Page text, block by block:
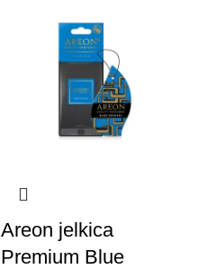
Areon jelkica
Premium Blue